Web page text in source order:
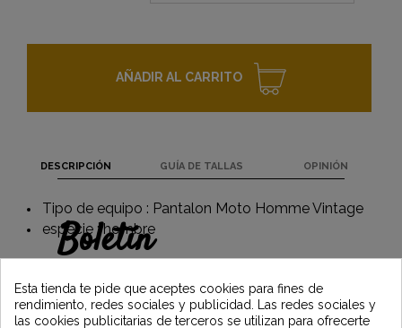
AÑADIR AL CARRITO
DESCRIPCIÓN GUÍA DE TALLAS OPINIÓN
Tipo de equipo : Pantalon Moto Homme Vintage
especie : hombre
Boletín
suscribiéndose y manténgase informado de
las últimas noticias de Vintage Motors
Esta tienda te pide que aceptes cookies para fines de
rendimiento, redes sociales y publicidad. Las redes sociales y
las cookies publicitarias de terceros se utilizan para ofrecerte